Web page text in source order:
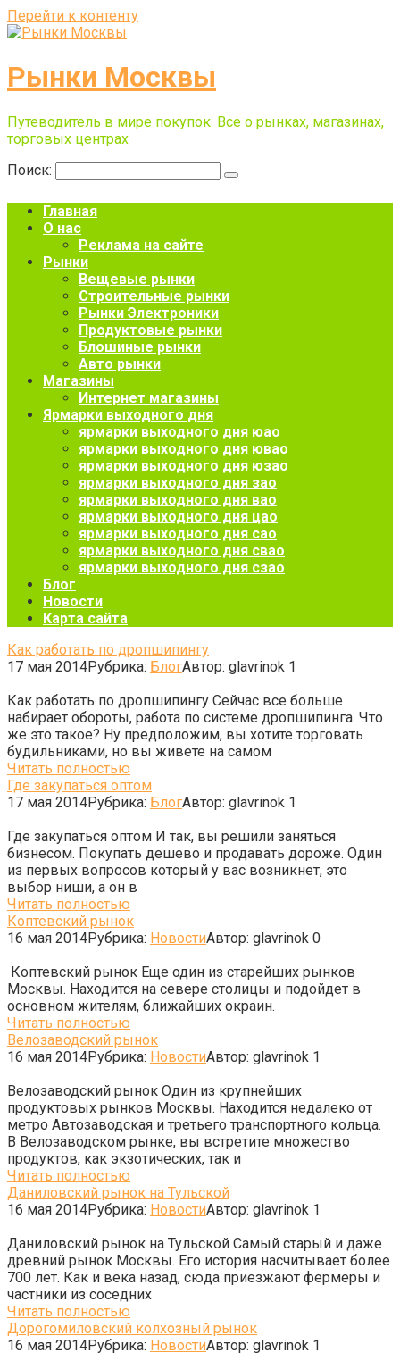
Перейти к контенту
Рынки Москвы
Путеводитель в мире покупок. Все о рынках, магазинах,
торговых центрах
Поиск:
Главная
О нас
Реклама на сайте
Рынки
Вещевые рынки
Строительные рынки
Рынки Электроники
Продуктовые рынки
Блошиные рынки
Авто рынки
Магазины
Интернет магазины
Ярмарки выходного дня
ярмарки выходного дня юао
ярмарки выходного дня ювао
ярмарки выходного дня юзао
ярмарки выходного дня зао
ярмарки выходного дня вао
ярмарки выходного дня цао
ярмарки выходного дня сао
ярмарки выходного дня свао
ярмарки выходного дня сзао
Блог
Новости
Карта сайта
Как работать по дропшипингу
17 мая 2014Рубрика: БлогАвтор: glavrinok 1
Как работать по дропшипингу Сейчас все больше
набирает обороты, работа по системе дропшипинга. Что
же это такое? Ну предположим, вы хотите торговать
будильниками, но вы живете на самом
Читать полностью
Где закупаться оптом
17 мая 2014Рубрика: БлогАвтор: glavrinok 1
Где закупаться оптом И так, вы решили заняться
бизнесом. Покупать дешево и продавать дороже. Один
из первых вопросов который у вас возникнет, это
выбор ниши, а он в
Читать полностью
Коптевский рынок
16 мая 2014Рубрика: НовостиАвтор: glavrinok 0
Коптевский рынок Еще один из старейших рынков
Москвы. Находится на севере столицы и подойдет в
основном жителям, ближайших окраин.
Читать полностью
Велозаводский рынок
16 мая 2014Рубрика: НовостиАвтор: glavrinok 1
Велозаводский рынок Один из крупнейших
продуктовых рынков Москвы. Находится недалеко от
метро Автозаводская и третьего транспортного кольца.
В Велозаводском рынке, вы встретите множество
продуктов, как экзотических, так и
Читать полностью
Даниловский рынок на Тульской
16 мая 2014Рубрика: НовостиАвтор: glavrinok 1
Даниловский рынок на Тульской Самый старый и даже
древний рынок Москвы. Его история насчитывает более
700 лет. Как и века назад, сюда приезжают фермеры и
частники из соседних
Читать полностью
Дорогомиловский колхозный рынок
16 мая 2014Рубрика: НовостиАвтор: glavrinok 1